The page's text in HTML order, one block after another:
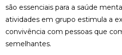
são essenciais para a saúde
atividades em grupo estimula a
convivência com pessoas que
semelhantes.